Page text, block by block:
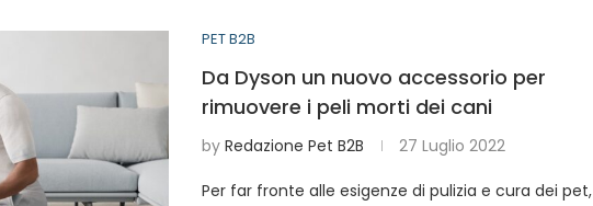
PET B2B
Da Dyson un nuovo accessorio per
rimuovere i peli morti dei cani
by Redazione Pet B2B 27 Luglio 2022
Per far fronte alle esigenze di pulizia e cura dei pet,